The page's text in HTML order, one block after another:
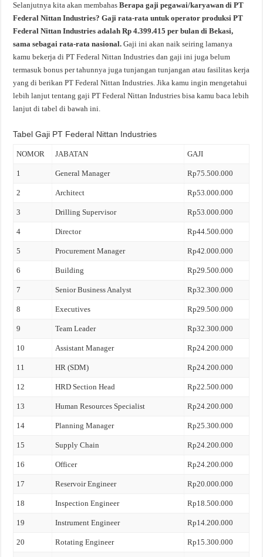
Selanjutnya kita akan membahasBerapa gaji pegawai/karyawan di PT
Federal Nittan Industries? Gaji rata-rata untuk operator produksi PT
Federal Nittan Industries adalah Rp 4.399.415 per bulan di Bekasi,
sama sebagai rata-rata nasional.Gaji ini akan naik seiring lamanya
kamu bekerja di PT Federal Nittan Industries dan gaji ini juga belum
termasuk bonus per tahunnya juga tunjangan tunjangan atau fasilitas kerja
yang di berikan PT Federal Nittan Industries. Jika kamu ingin mengetahui
lebih lanjut tentang gaji PT Federal Nittan Industries bisa kamu baca lebih
lanjut di tabel di bawah ini.
Tabel Gaji PT Federal Nittan Industries
NOMOR JABATAN GAJI
1 General Manager Rp75.500.000
2 Architect Rp53.000.000
3 Drilling Supervisor Rp53.000.000
4 Director Rp44.500.000
5 Procurement Manager Rp42.000.000
6 Building Rp29.500.000
7 Senior Business Analyst Rp32.300.000
8 Executives Rp29.500.000
9 Team Leader Rp32.300.000
10 Assistant Manager Rp24.200.000
11 HR (SDM) Rp24.200.000
12 HRD Section Head Rp22.500.000
13 Human Resources Specialist Rp24.200.000
14 Planning Manager Rp25.300.000
15 Supply Chain Rp24.200.000
16 Officer Rp24.200.000
17 Reservoir Engineer Rp20.000.000
18 Inspection Engineer Rp18.500.000
19 Instrument Engineer Rp14.200.000
20 Rotating Engineer Rp15.300.000